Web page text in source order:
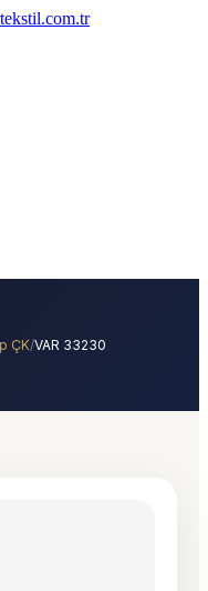
ÇK/VAR 33230